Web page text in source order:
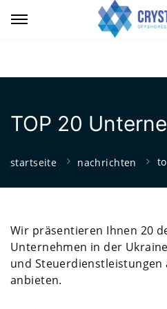
TOP 20
startseite nachrichten
Wir präsentieren Ihnen 20
Unternehmen in der
und Steuerdienstleistungen
anbieten.